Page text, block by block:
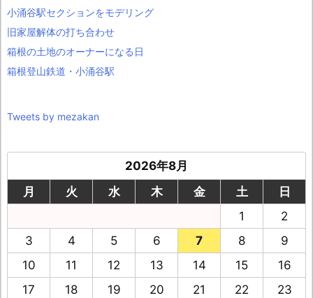
小涌谷駅セクションをモデリング
旧家屋解体の打ち合わせ
箱根の土地のオーナーになる日
箱根登山鉄道・小涌谷駅
Tweets by mezakan
2026年8月
月
火 水 木 金 土
日
1
2
3
4 5 6 7 8
9
10
11 12 13 14 15
16
17
18 19 20 21 22
23